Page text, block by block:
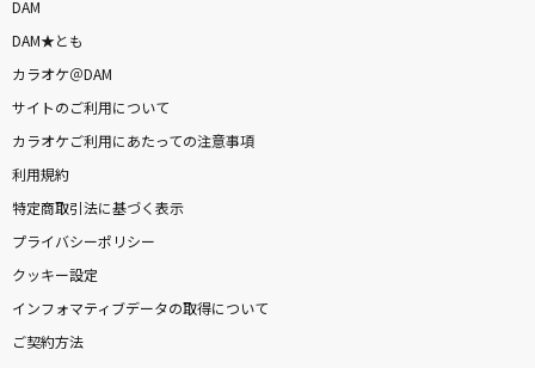
[生音]サウダージ
ポルノグラフィティ
BLUE
BIGBANG
Lemon
[生音]ラストダンス
Eve
DAM
DAM★とも
カラオケ＠DAM
サイトのご利用について
カラオケご利用にあたっての注意事項
利用規約
特定商取引法に基づく表示
プライバシーポリシー
クッキー設定
インフォマティブデータの取得について
ご契約方法